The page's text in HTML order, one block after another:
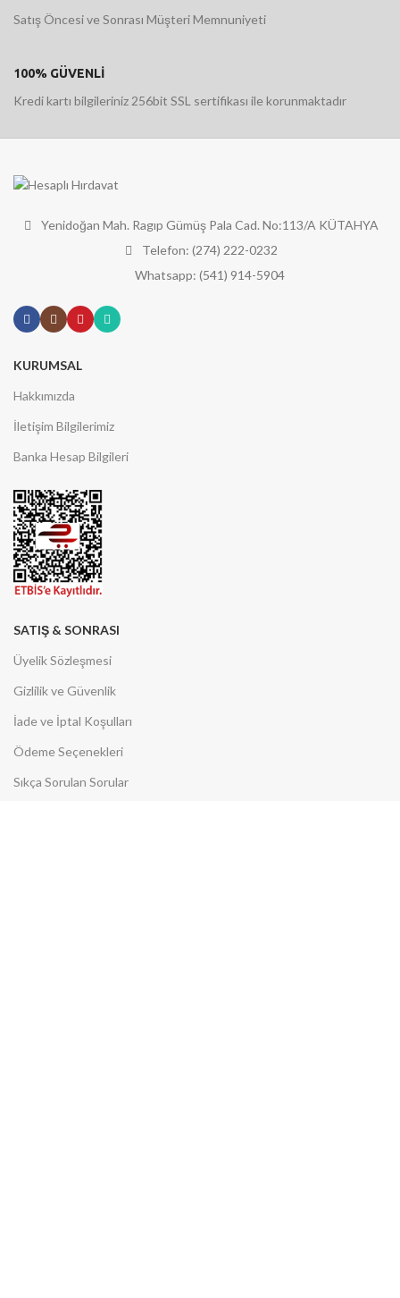
Satış Öncesi ve Sonrası Müşteri Memnuniyeti
100% GÜVENLİ
Kredi kartı bilgileriniz 256bit SSL sertifikası ile korunmaktadır
Yenidoğan Mah. Ragıp Gümüş Pala Cad. No:113/A KÜTAHYA
Telefon: (274) 222-0232
Whatsapp: (541) 914-5904
KURUMSAL
Hakkımızda
İletişim Bilgilerimiz
Banka Hesap Bilgileri
SATIŞ & SONRASI
Üyelik Sözleşmesi
Gizlilik ve Güvenlik
İade ve İptal Koşulları
Ödeme Seçenekleri
Sıkça Sorulan Sorular